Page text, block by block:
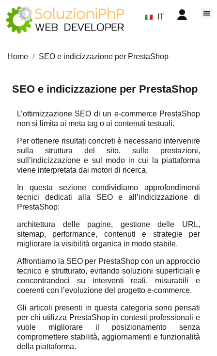
IT
Home SEO e indicizzazione per PrestaShop
SEO e indicizzazione per PrestaShop
L’ottimizzazione SEO di un e-commerce PrestaShop
non si limita ai meta tag o ai contenuti testuali.
Per ottenere risultati concreti è necessario intervenire
sulla struttura del sito, sulle prestazioni,
sull’indicizzazione e sul modo in cui la piattaforma
viene interpretata dai motori di ricerca.
In questa sezione condividiamo approfondimenti
tecnici dedicati alla SEO e all’indicizzazione di
PrestaShop:
architettura delle pagine, gestione delle URL,
sitemap, performance, contenuti e strategie per
migliorare la visibilità organica in modo stabile.
Affrontiamo la SEO per PrestaShop con un approccio
tecnico e strutturato, evitando soluzioni superficiali e
concentrandoci su interventi reali, misurabili e
coerenti con l’evoluzione del progetto e-commerce.
Gli articoli presenti in questa categoria sono pensati
per chi utilizza PrestaShop in contesti professionali e
vuole migliorare il posizionamento senza
compromettere stabilità, aggiornamenti e funzionalità
della piattaforma.